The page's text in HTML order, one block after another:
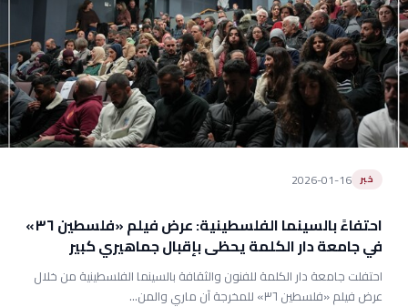
خبر 2026-01-16
احتفاءً بالسينما الفلسطينية: عرض فيلم «فلسطين ٣٦»
في جامعة دار الكلمة يحظى بإقبال جماهيري كبير
احتفلت جامعة دار الكلمة للفنون والثقافة بالسينما الفلسطينية من خلال
عرض فيلم «فلسطين ٣٦» للمخرجة آن ماري والمن...